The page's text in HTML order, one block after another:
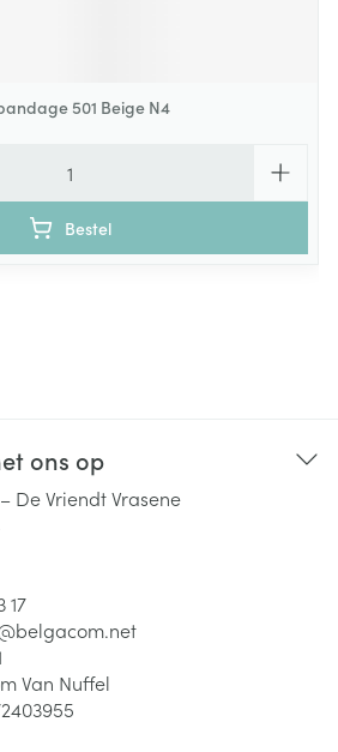
501 Beige N4
Bestel
ons op
De Vriendt Vrasene
17
belgacom.net
Van Nuffel